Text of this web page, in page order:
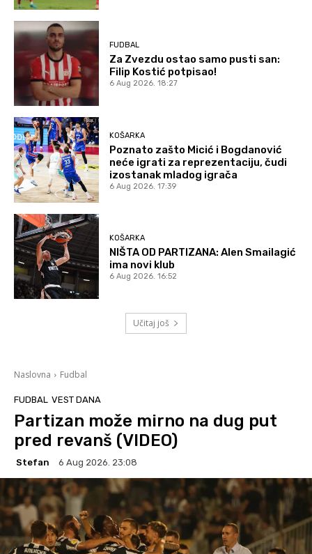
FUDBAL
Za Zvezdu ostao samo pusti san:
Filip Kostić potpisao!
6 Aug 2026. 18:27
KOŠARKA
Poznato zašto Micić i Bogdanović
neće igrati za reprezentaciju, čudi
izostanak mladog igrača
6 Aug 2026. 17:39
KOŠARKA
NIŠTA OD PARTIZANA: Alen Smailagić
ima novi klub
6 Aug 2026. 16:52
Učitaj još